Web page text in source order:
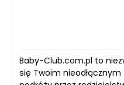
Baby-Club.com.pl to
się Twoim